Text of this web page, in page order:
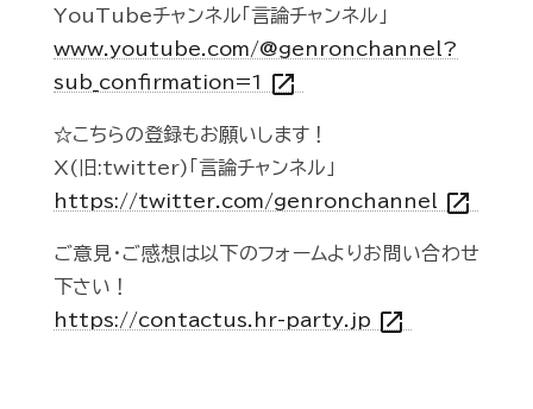
YouTubeチャンネル「言論チャンネル」
www.youtube.com/@genronchannel?
sub_confirmation=1 open_in_new
☆こちらの登録もお願いします！
X(旧:twitter)「言論チャンネル」
https://twitter.com/genronchannel open_in_new
ご意見・ご感想は以下のフォームよりお問い合わせ
下さい！
https://contactus.hr-party.jp open_in_new